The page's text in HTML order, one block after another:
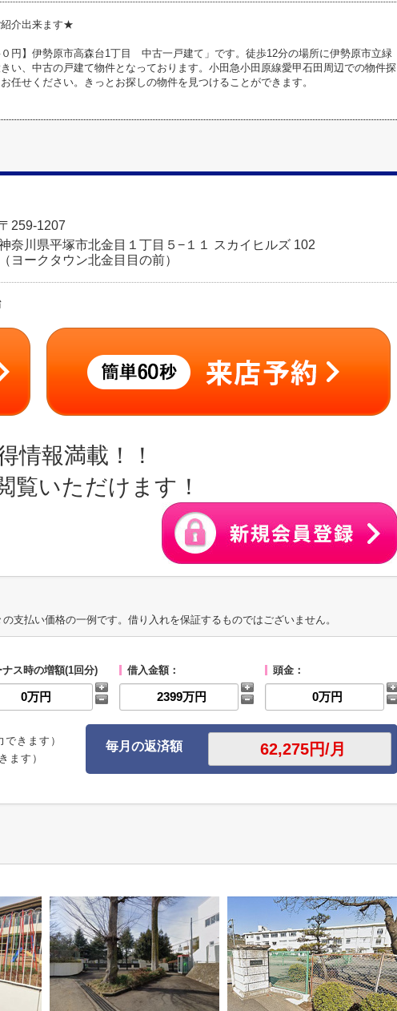
介出来ます★
円】伊勢原市高森台1丁目 中古一戸建て」です。徒歩12分の場所に伊勢原市立緑
い、中古の戸建て物件となっております。小田急小田原線愛甲石田周辺での物件探
任せください。きっとお探しの物件を見つけることができます。
〒259-1207
奈川県平塚市北金目１丁目５−１１ スカイヒルズ 102
（ヨークタウン北金目目の前）
情報満載！！
覧いただけます！
支払い価格の一例です。借り入れを保証するものではございません。
ナス時の増額(1回分) 借入金額： 頭金：
きます）
ます）
毎月の返済額